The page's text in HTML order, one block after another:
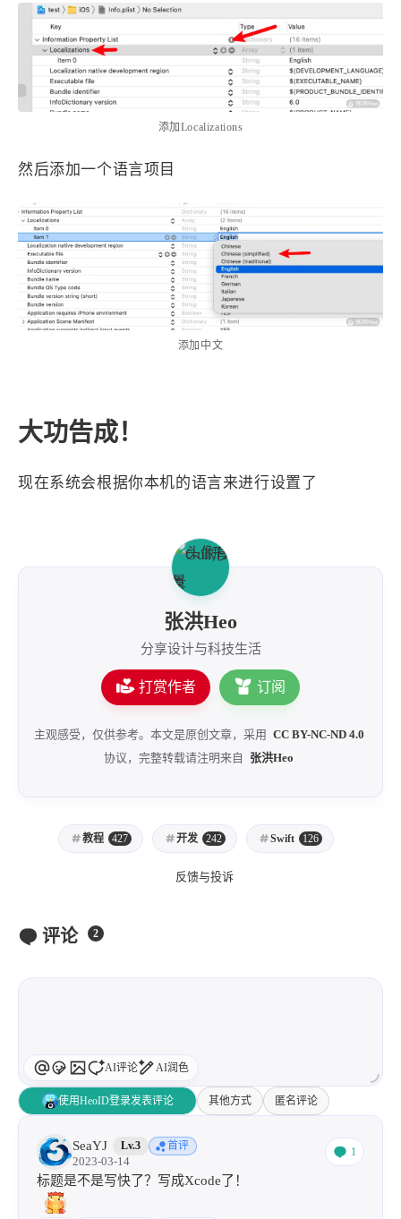
西风往事
中文独立博主聚合站
全站字数 : 908.7k
添加Localizations
然后添加一个语言项目
添加中文
大功告成！
现在系统会根据你本机的语言来进行设置了
张洪Heo
分享设计与科技生活
打赏作者 订阅
主观感受，仅供参考。本文是原创文章，采用 CC BY-NC-ND 4.0
协议，完整转载请注明来自
张洪Heo
教程 427 开发 242 Swift 126
反馈与投诉
评论 2
AI评论 AI润色
使用HeoID登录发表评论 其他方式 匿名评论
SeaYJ Lv.3 首评
2023-03-14
1
标题是不是写快了？写成Xcode了！